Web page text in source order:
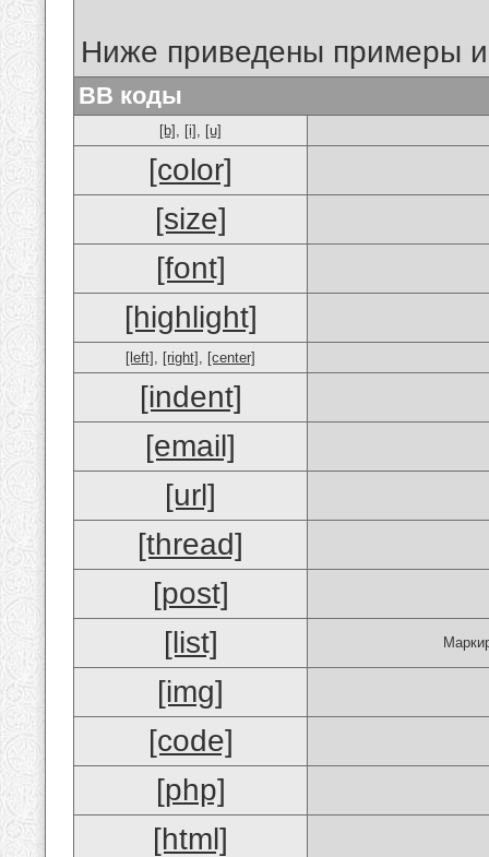
Ниже приведены примеры
BB коды
[b] , [i] , [u]
[color]
[size]
[font]
[highlight]
[left] , [right] , [center]
[indent]
[email]
[url]
[thread]
[post]
[list]
[img]
[code]
[php]
[html]